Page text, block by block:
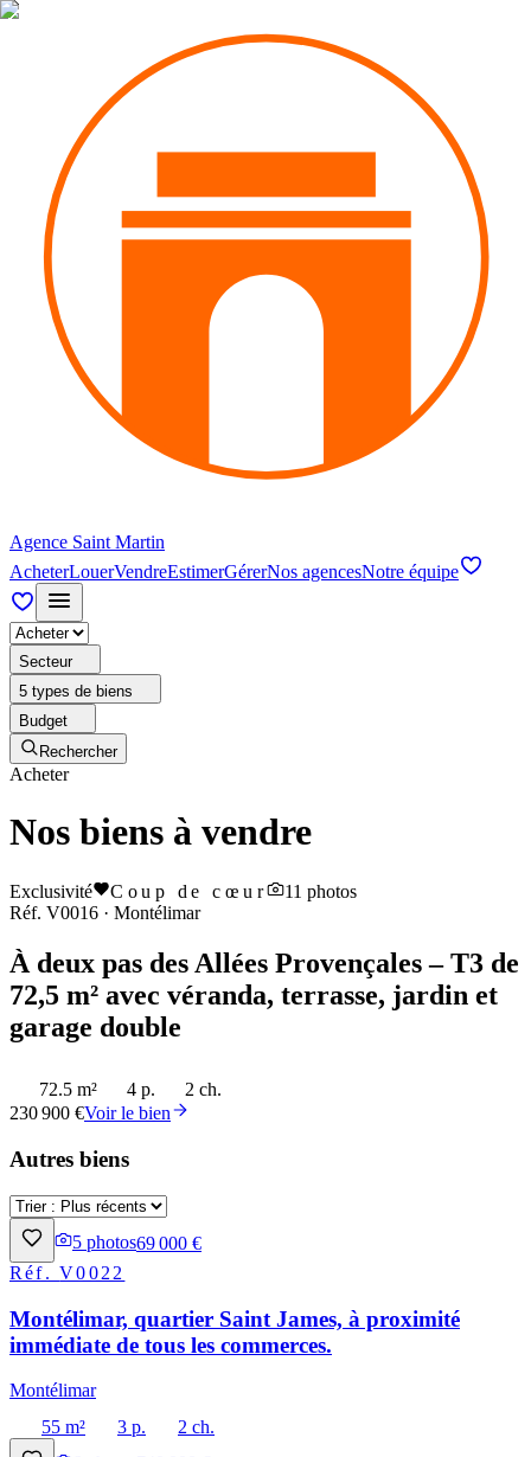
Agence Saint Martin
AcheterLouerVendreEstimerGérerNos agencesNotre équipe
Secteur
5 types de biens
Budget
Rechercher
Acheter
Nos biens à vendre
Exclusivité Coup de cœur 11 photos
Réf. V0016 · Montélimar
À deux pas des Allées Provençales – T3 de
72,5 m² avec véranda, terrasse, jardin et
garage double
72.5 m² 4 p.
2 ch.
230 900 €Voir le bien
Autres biens
5 photos69 000 €
Réf.V0022
Montélimar, quartier Saint James, à proximité
immédiate de tous les commerces.
Montélimar
55 m²
3 p.
2 ch.